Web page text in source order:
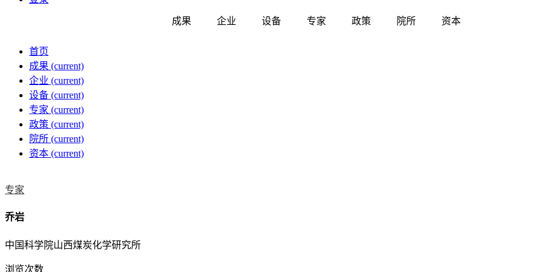
成果 企业 设备 专家 政策 院所 资本
首页
成果 (current)
企业 (current)
设备 (current)
专家 (current)
政策 (current)
院所 (current)
资本 (current)
专家
乔岩
中国科学院山西煤炭化学研究所
浏览次数